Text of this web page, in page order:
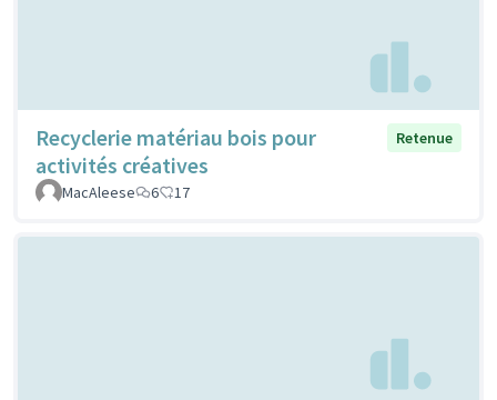
Recyclerie matériau bois pour
activités créatives
Retenue
MacAleese 6 17